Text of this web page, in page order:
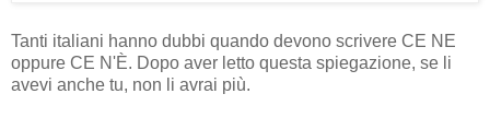
Tanti italiani hanno dubbi quando devono scrivere CE NE
oppure CE N'È. Dopo aver letto questa spiegazione, se li
avevi anche tu, non li avrai più.